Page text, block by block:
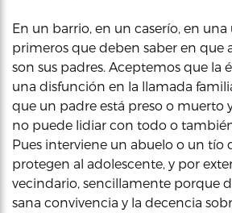
En un barrio, en un caserío, en
primeros que deben saber en que
son sus padres. Aceptemos que la
una disfunción en la llamada
que un padre está preso o muerto
no puede lidiar con todo o
Pues interviene un abuelo o un tío
protegen al adolescente, y por
vecindario, sencillamente porque
sana convivencia y la decencia